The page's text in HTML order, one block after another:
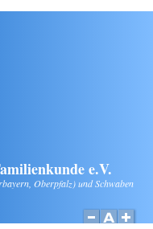
e.V.
Oberpfalz) und Schwaben